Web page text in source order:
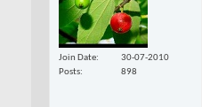
Join Date
30-07-2010
Posts
898